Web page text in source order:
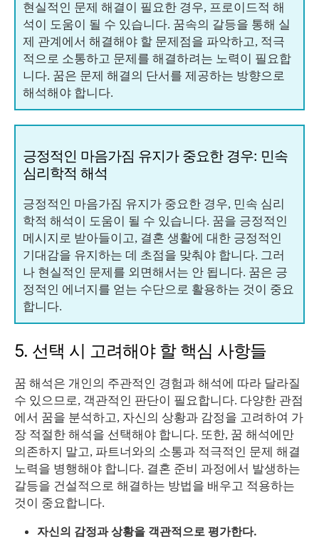
현실적인 문제 해결이 필요한 경우, 프로이드적 해
석이 도움이 될 수 있습니다. 꿈속의 갈등을 통해 실
제 관계에서 해결해야 할 문제점을 파악하고, 적극
적으로 소통하고 문제를 해결하려는 노력이 필요합
니다. 꿈은 문제 해결의 단서를 제공하는 방향으로
해석해야 합니다.
긍정적인 마음가짐 유지가 중요한 경우: 민속
심리학적 해석
긍정적인 마음가짐 유지가 중요한 경우, 민속 심리
학적 해석이 도움이 될 수 있습니다. 꿈을 긍정적인
메시지로 받아들이고, 결혼 생활에 대한 긍정적인
기대감을 유지하는 데 초점을 맞춰야 합니다. 그러
나 현실적인 문제를 외면해서는 안 됩니다. 꿈은 긍
정적인 에너지를 얻는 수단으로 활용하는 것이 중요
합니다.
5. 선택 시 고려해야 할 핵심 사항들
꿈 해석은 개인의 주관적인 경험과 해석에 따라 달라질
수 있으므로, 객관적인 판단이 필요합니다. 다양한 관점
에서 꿈을 분석하고, 자신의 상황과 감정을 고려하여 가
장 적절한 해석을 선택해야 합니다. 또한, 꿈 해석에만
의존하지 말고, 파트너와의 소통과 적극적인 문제 해결
노력을 병행해야 합니다. 결혼 준비 과정에서 발생하는
갈등을 건설적으로 해결하는 방법을 배우고 적용하는
것이 중요합니다.
자신의 감정과 상황을 객관적으로 평가한다.